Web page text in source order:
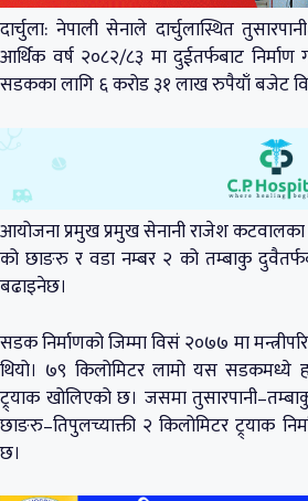
दार्चुला: नेपाली सेनाले दार्चुलास्थित
आर्थिक वर्ष २०८२/८३ मा दुईतर्फबाट
सडकका लागि ६ करोड ३१ लाख रुपैयाँ बजेट
आयोजना प्रमुख प्रमुख सेनानी राजेश कटवालका
को छाङरु र वडा नम्बर २ को तम्बाकु
बढाइनेछ।
सडक निर्माणको जिम्मा विसं २०७७ मा
थियो। ७९ किलोमिटर लामो यस सडकमध्ये
ट्र्याक खोलिएको छ। जसमा
छाङरु–तिपुलच्याक्ती २ किलोमिटर ट्र्याक
छ।